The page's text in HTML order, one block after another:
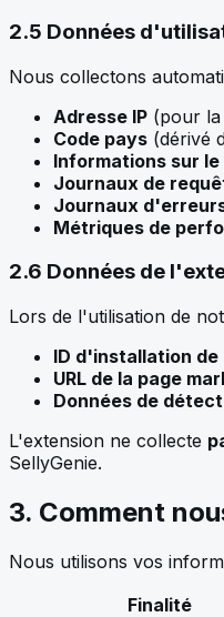
2.5 Données
Nous collectons
Adresse IP (pour
Code pays (dérivé
Informations sur
Journaux de
Journaux
Métriques de
2.6 Données de
Lors de l'utilisation de
ID d'installation
URL de la page
Données de
L'extension ne collecte
SellyGenie.
3. Comment
Nous utilisons vos
Finalité